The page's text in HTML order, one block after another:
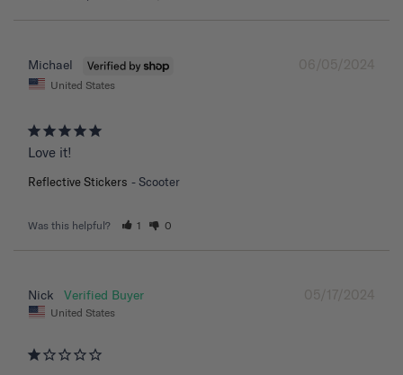
06/05/2024
Michael
United States
Love it!
Reflective Stickers Scooter
Was this helpful? 1 0
05/17/2024
Nick
United States